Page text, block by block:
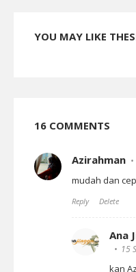
YOU MAY LIKE
16 COMMENTS
Azirahman
mudah dan
Reply Delete
Ana
15
kan